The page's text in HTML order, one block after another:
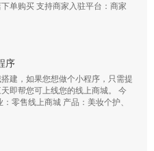
单购买 支持商家入驻平台：商家
序
建，如果您想做个小程序，只需提
即帮您可上线您的线上商城。 今
零售线上商城 产品：美妆个护、